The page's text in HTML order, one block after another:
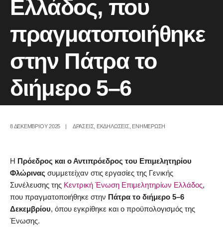
Ελλάδος, που
πραγματοποιήθηκε
στην Πάτρα το
διήμερο 5–6
8 ΔΕΚΕΜΒΡΊΟΥ 2025 | ΔΡΑΣΕΙΣ ΕΚΔΗΛΩΣΕΙΣ ΕΝΗΜΕΡΩΣΗ
Η Πρόεδρος και ο Αντιπρόεδρος του Επιμελητηρίου
Φλώρινας συμμετείχαν στις εργασίες της Γενικής
Συνέλευσης της Κεντρική Ένωση Επιμελητηρίων Ελλάδος,
που πραγματοποιήθηκε στην Πάτρα το διήμερο 5–6
Δεκεμβρίου, όπου εγκρίθηκε και ο προϋπολογισμός της
Ένωσης.